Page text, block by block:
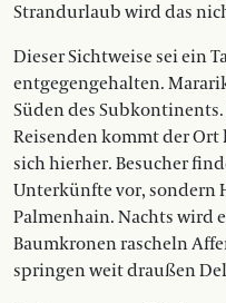
Strandurlaub wird das
Dieser Sichtweise sei ein
entgegengehalten.
Süden des
Reisenden kommt der
sich hierher. Besucher
Unterkünfte vor, sondern
Palmenhain. Nachts wird
Baumkronen rascheln
springen weit draußen